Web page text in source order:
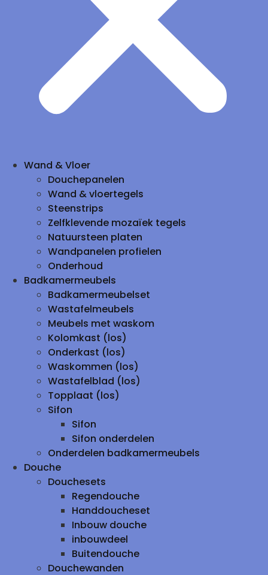
Wand & Vloer
Douchepanelen
Wand & vloertegels
Steenstrips
Zelfklevende mozaïek tegels
Natuursteen platen
Wandpanelen profielen
Onderhoud
Badkamermeubels
Badkamermeubelset
Wastafelmeubels
Meubels met waskom
Kolomkast (los)
Onderkast (los)
Waskommen (los)
Wastafelblad (los)
Topplaat (los)
Sifon
Sifon
Sifon onderdelen
Onderdelen badkamermeubels
Douche
Douchesets
Regendouche
Handdoucheset
Inbouw douche
inbouwdeel
Buitendouche
Douchewanden